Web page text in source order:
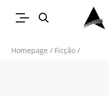
Homepage / Ficção /